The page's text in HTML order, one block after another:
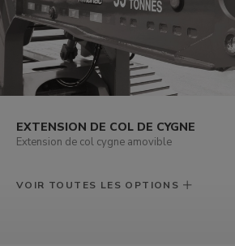
EXTENSION DE COL DE CYGNE
Extension de col cygne amovible
VOIR TOUTES LES OPTIONS